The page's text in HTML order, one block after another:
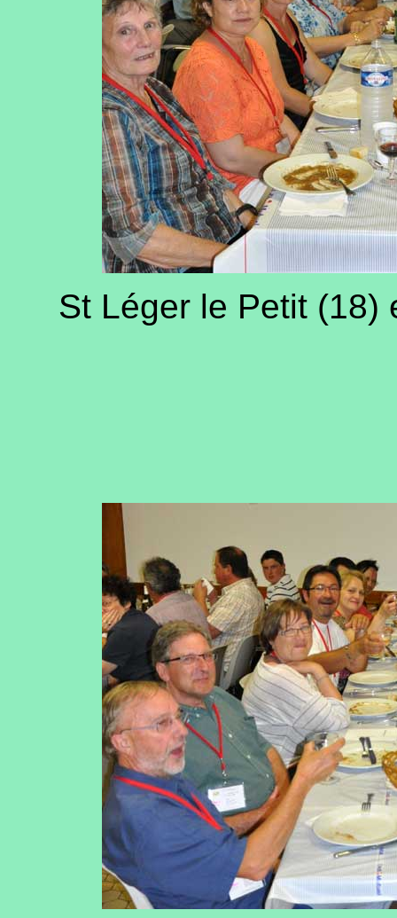
St Léger le Petit (18)